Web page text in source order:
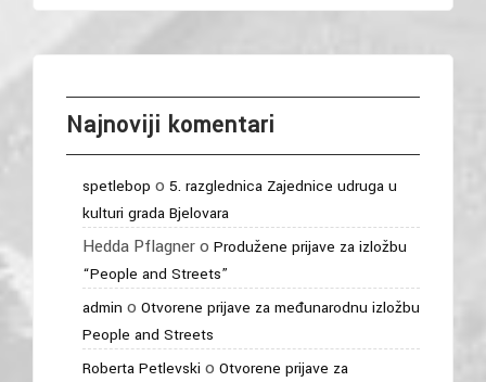
Najnoviji komentari
spetlebop o 5. razglednica Zajednice udruga u
kulturi grada Bjelovara
Hedda Pflagnero Produžene prijave za izložbu
“People and Streets”
admin o Otvorene prijave za međunarodnu izložbu
People and Streets
Roberta Petlevski o Otvorene prijave za